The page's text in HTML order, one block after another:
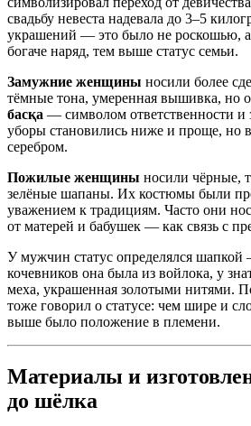
свадьбу невеста надевала до 3–5
украшений — это было не роскошью,
богаче наряд, тем выше статус семьи.
Замужние женщины носили более
тёмные тона, умеренная вышивка, но
басқа — символом ответственности и
уборы становились ниже и проще, но
серебром.
Пожилые женщины носили чёрные,
зелёные шапаны. Их костюмы были
уважением к традициям. Часто они
от матерей и бабушек — как связь с
У мужчин статус определялся
кочевников она была из войлока, у
меха, украшенная золотыми нитями.
тоже говорил о статусе: чем шире и
выше было положение в племени.
Материалы и
до шёлка